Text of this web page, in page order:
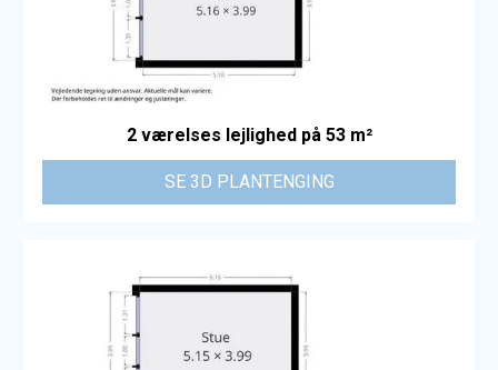
2 værelses lejlighed på 53 m²
SE 3D PLANTENGING